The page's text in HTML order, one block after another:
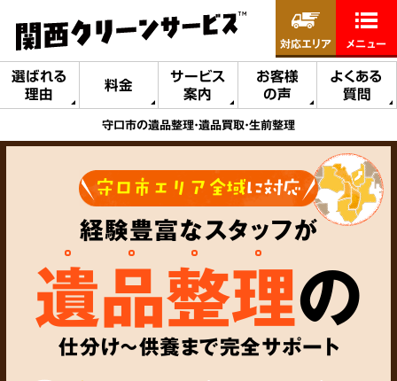
選ばれる
理由
料金
サービス
案内
お客様
の声
よくある
質問
対応エリア メニュー
守口市の遺品整理・遺品買取・生前整理
守口市エリア全域に対応
経験豊富なスタッフが
遺品整理の
仕分け～供養まで完全サポート